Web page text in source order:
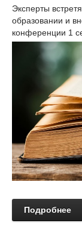
Эксперты
образовании и
конференции 1
Подробнее